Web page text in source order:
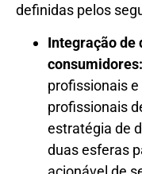
definidas pelos
Integração de
consumidores:
profissionais
profissionais
estratégia de
duas esferas